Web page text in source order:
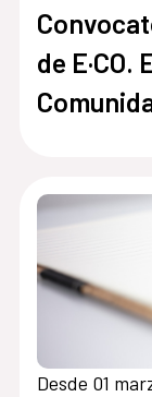
de
Desde 01